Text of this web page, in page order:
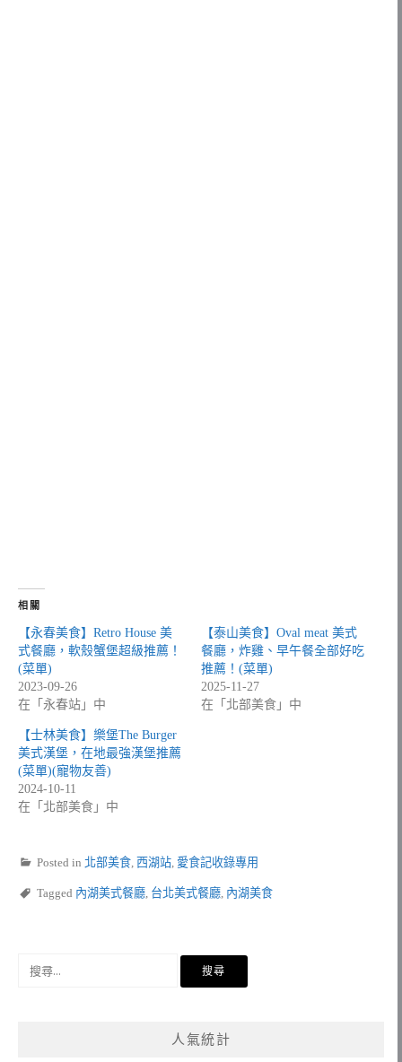
相關
【永春美食】Retro House 美
式餐廳，軟殼蟹堡超級推薦！
(菜單)
2023-09-26
在「永春站」中
【泰山美食】Oval meat 美式
餐廳，炸雞、早午餐全部好吃
推薦！(菜單)
2025-11-27
在「北部美食」中
【士林美食】樂堡The Burger
美式漢堡，在地最強漢堡推薦
(菜單)(寵物友善)
2024-10-11
在「北部美食」中
Posted in 北部美食 西湖站 愛食記收錄專用
Tagged 內湖美式餐廳 台北美式餐廳 內湖美食
人氣統計